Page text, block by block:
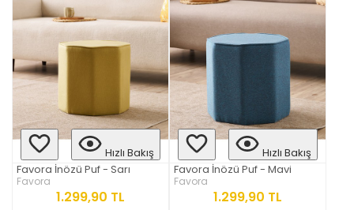
Hızlı Bakış
Favora İnözü Puf - Sarı
Favora
1.299,90 TL
Hızlı Bakış
Favora İnözü Puf - Mavi
Favora
1.299,90 TL